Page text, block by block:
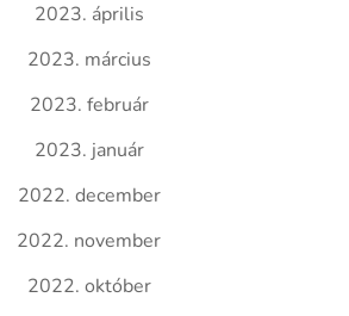
2023. április
2023. március
2023. február
2023. január
2022. december
2022. november
2022. október